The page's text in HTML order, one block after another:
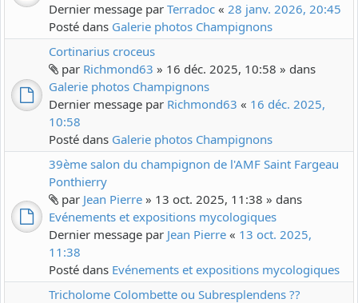
Dernier message par Terradoc « 28 janv. 2026, 20:45
Posté dans Galerie photos Champignons
Cortinarius croceus
par Richmond63 » 16 déc. 2025, 10:58 » dans
Galerie photos Champignons
Dernier message par Richmond63 « 16 déc. 2025,
10:58
Posté dans Galerie photos Champignons
39ème salon du champignon de l'AMF Saint Fargeau
Ponthierry
par Jean Pierre » 13 oct. 2025, 11:38 » dans
Evénements et expositions mycologiques
Dernier message par Jean Pierre « 13 oct. 2025,
11:38
Posté dans Evénements et expositions mycologiques
Tricholome Colombette ou Subresplendens ??